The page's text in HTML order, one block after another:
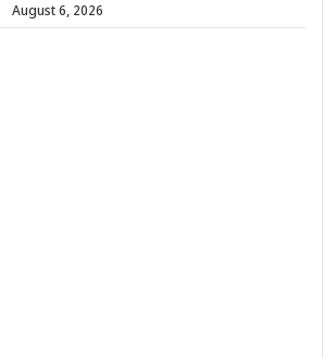
August 6, 2026